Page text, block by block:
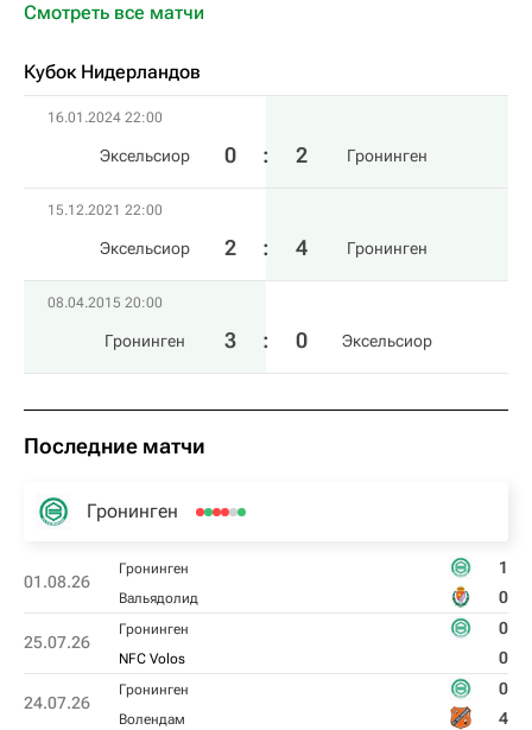
Смотреть все матчи
Кубок Нидерландов
16.01.2024 22:00
Эксельсиор 0 : 2 Гронинген
15.12.2021 22:00
Эксельсиор 2 : 4 Гронинген
08.04.2015 20:00
Гронинген 3 : 0 Эксельсиор
Последние матчи
Гронинген
01.08.26
Гронинген 1
Вальядолид 0
25.07.26
Гронинген 0
NFC Volos 0
24.07.26
Гронинген 0
Волендам 4